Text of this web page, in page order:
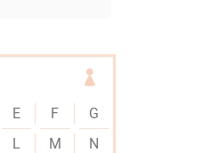
E F
G
L M
N